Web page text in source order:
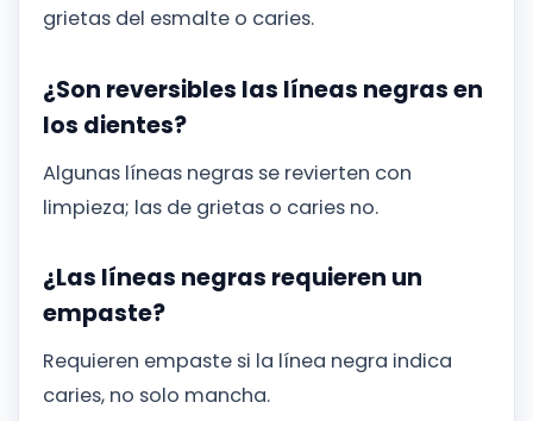
grietas del esmalte o caries.
¿Son reversibles las líneas negras en
los dientes?
Algunas líneas negras se revierten con
limpieza; las de grietas o caries no.
¿Las líneas negras requieren un
empaste?
Requieren empaste si la línea negra indica
caries, no solo mancha.